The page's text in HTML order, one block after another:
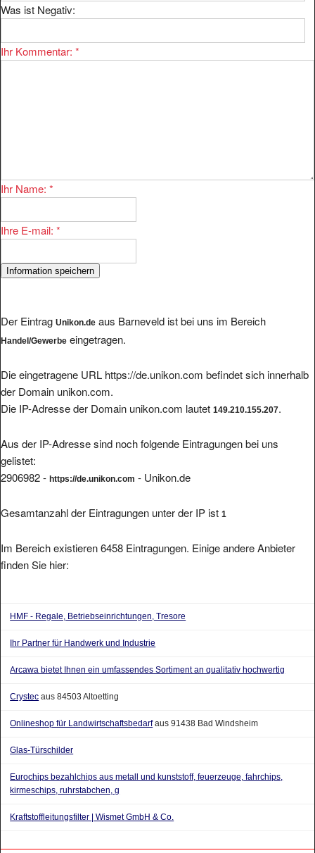
Was ist Negativ:
Ihr Kommentar: *
Ihr Name: *
Ihre E-mail: *
Der Eintrag Unikon.de aus Barneveld ist bei uns im Bereich
Handel/Gewerbe eingetragen.
Die eingetragene URL https://de.unikon.com befindet sich innerhalb
der Domain unikon.com.
Die IP-Adresse der Domain unikon.com lautet 149.210.155.207.
Aus der IP-Adresse sind noch folgende Eintragungen bei uns
gelistet:
2906982 - https://de.unikon.com - Unikon.de
Gesamtanzahl der Eintragungen unter der IP ist 1
Im Bereich existieren 6458 Eintragungen. Einige andere Anbieter
finden Sie hier:
HMF - Regale, Betriebseinrichtungen, Tresore
Ihr Partner für Handwerk und Industrie
Arcawa bietet Ihnen ein umfassendes Sortiment an qualitativ hochwertig
Crystec aus 84503 Altoetting
Onlineshop für Landwirtschaftsbedarfaus 91438 Bad Windsheim
Glas-Türschilder
Eurochips bezahlchips aus metall und kunststoff, feuerzeuge, fahrchips,
kirmeschips, ruhrstabchen, g
Kraftstoffleitungsfilter | Wismet GmbH & Co.